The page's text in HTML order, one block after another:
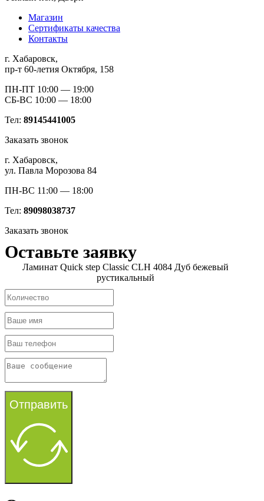
Магазин
Сертификаты качества
Контакты
г. Хабаровск,
пр-т 60-летия Октября, 158
ПН-ПТ 10:00 — 19:00
СБ-ВС 10:00 — 18:00
Тел: 89145441005
Заказать звонок
г. Хабаровск,
ул. Павла Морозова 84
ПН-ВС 11:00 — 18:00
Тел: 89098038737
Заказать звонок
Оставьте заявку
Ламинат Quick step Classic CLH 4084 Дуб бежевый
рустикальный
Отправить